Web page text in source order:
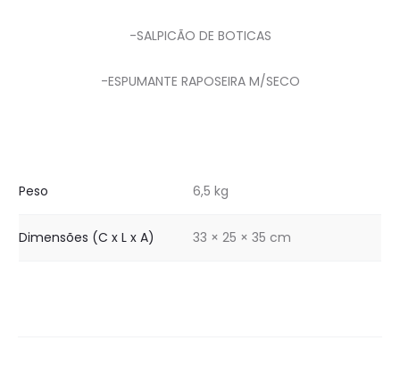
-SALPICÃO DE BOTICAS
-ESPUMANTE RAPOSEIRA M/SECO
Peso 6,5 kg
Dimensões (C x L x A) 33 × 25 × 35 cm